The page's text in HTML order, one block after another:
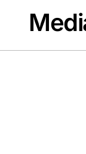
contenu